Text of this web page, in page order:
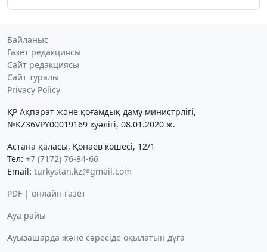
Байланыс
Газет редакциясы
Сайт редакциясы
Сайт туралы
Privacy Policy
ҚР Ақпарат және қоғамдық даму министрлігі,
№KZ36VPY00019169 куәлігі, 08.01.2020 ж.
Астана қаласы, Қонаев көшесі, 12/1
Тел: +7 (7172) 76-84-66
Email: turkystan.kz@gmail.com
PDF | онлайн газет
Ауа райы
Ауызашарда және сәресіде оқылатын дұға